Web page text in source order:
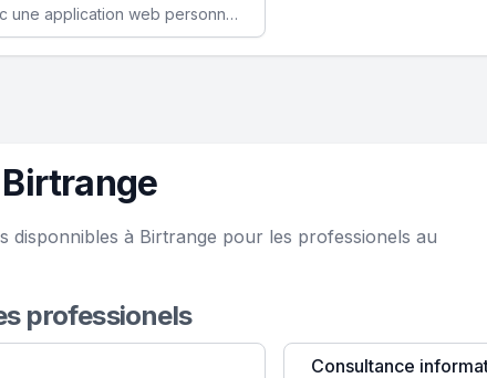
Améliorez l'efficacité de votre société avec une application web personnalisée accessible partout et tout le temps.
disponnibles à Birtrange pour les professionels au
professionels
Consultance